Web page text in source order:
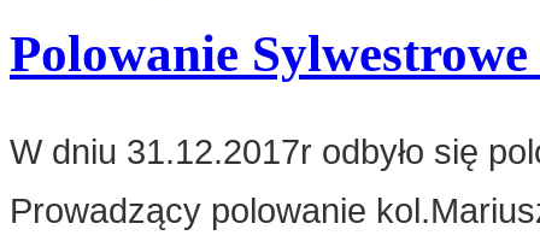
Polowanie
W dniu 31.12.2017r odbyło się
Prowadzący polowanie